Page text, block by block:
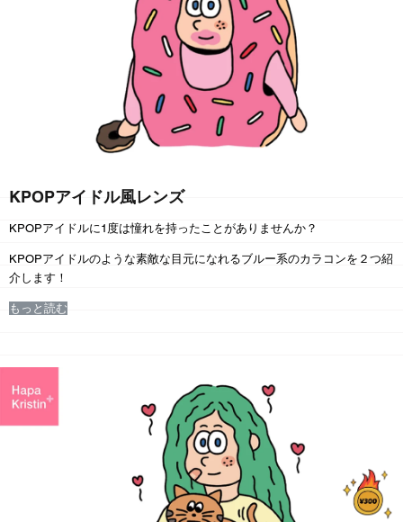
KPOPアイドル風レンズ
KPOPアイドルに1 度は憧れを持ったことがありませんか？
KPOPアイドルのような素敵な目元になれるブルー系のカラコンを２つ紹
介します！
もっと読む